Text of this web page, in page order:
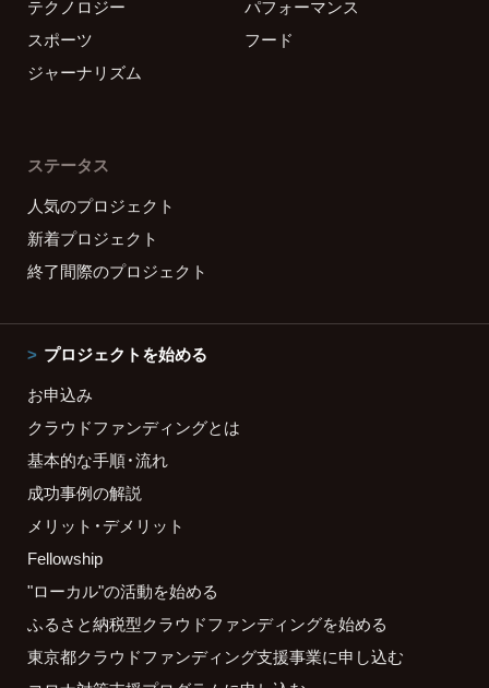
テクノロジー
パフォーマンス
スポーツ
フード
ジャーナリズム
ステータス
人気のプロジェクト
新着プロジェクト
終了間際のプロジェクト
プロジェクトを始める
お申込み
クラウドファンディングとは
基本的な手順・流れ
成功事例の解説
メリット・デメリット
Fellowship
"ローカル"の活動を始める
ふるさと納税型クラウドファンディングを始める
東京都クラウドファンディング支援事業に申し込む